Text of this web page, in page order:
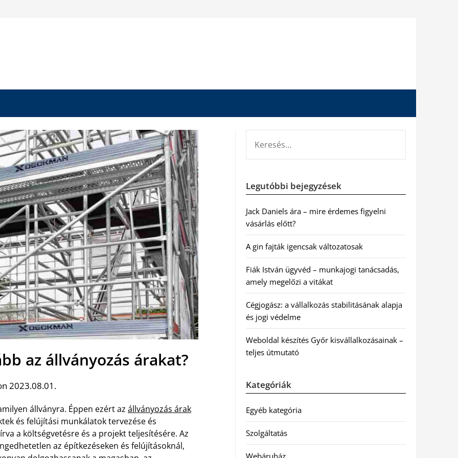
az állványozás árakat?
2023.08.01.
állványra. Éppen ezért az állványozás árak
és felújítási munkálatok tervezése és
a költségvetésre és a projekt teljesítésére. Az
az építkezéseken és felújításoknál,
Legutóbbi bejegyzések
Jack Daniels ára – mire érdemes figyelni
vásárlás előtt?
A gin fajták igencsak változatosak
Fiák István ügyvéd – munkajogi tanácsadás,
amely megelőzi a vitákat
Cégjogász: a vállalkozás stabilitásának alapja
és jogi védelme
Weboldal készítés Győr kisvállalkozásainak –
teljes útmutató
Kategóriák
Egyéb kategória
Szolgáltatás
Webáruház